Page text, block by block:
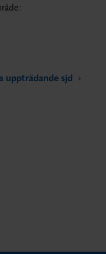
uppträdande sjd